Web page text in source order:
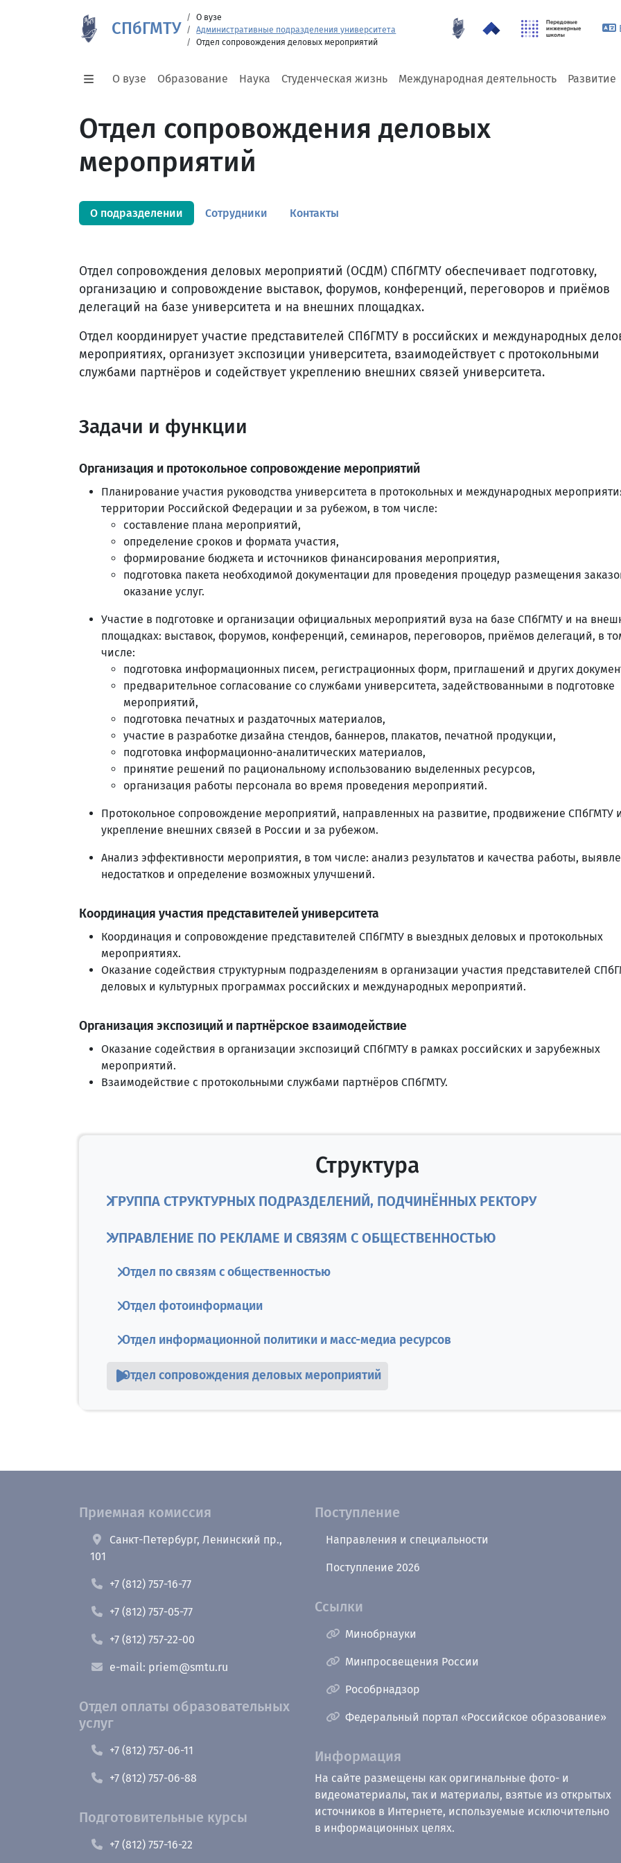
СПбГМТУ
О вузе
Административные подразделения университета
Отдел сопровождения деловых мероприятий
О вузе Образование Наука Студенческая жизнь Международная деятельность Развитие
Отдел сопровождения деловых
мероприятий
О подразделении Сотрудники Контакты
Отдел сопровождения деловых мероприятий (ОСДМ) СПбГМТУ обеспечивает подготовку,
организацию и сопровождение выставок, форумов, конференций, переговоров и приёмов
делегаций на базе университета и на внешних площадках.
Отдел координирует участие представителей СПбГМТУ в российских и международных
мероприятиях, организует экспозиции университета, взаимодействует с протокольными
службами партнёров и содействует укреплению внешних связей университета.
Задачи и функции
Организация и протокольное сопровождение мероприятий
Планирование участия руководства университета в протокольных и международных
территории Российской Федерации и за рубежом, в том числе:
составление плана мероприятий,
определение сроков и формата участия,
формирование бюджета и источников финансирования мероприятия,
подготовка пакета необходимой документации для проведения процедур размещения
оказание услуг.
Участие в подготовке и организации официальных мероприятий вуза на базе СПбГМТУ и на
площадках: выставок, форумов, конференций, семинаров, переговоров, приёмов делегаций, в
числе:
подготовка информационных писем, регистрационных форм, приглашений и других
предварительное согласование со службами университета, задействованными в подготовке
мероприятий,
подготовка печатных и раздаточных материалов,
участие в разработке дизайна стендов, баннеров, плакатов, печатной продукции,
подготовка информационно-аналитических материалов,
принятие решений по рациональному использованию выделенных ресурсов,
организация работы персонала во время проведения мероприятий.
Протокольное сопровождение мероприятий, направленных на развитие, продвижение СПбГМТУ и
укрепление внешних связей в России и за рубежом.
Анализ эффективности мероприятия, в том числе: анализ результатов и качества работы,
недостатков и определение возможных улучшений.
Координация участия представителей университета
Координация и сопровождение представителей СПбГМТУ в выездных деловых и протокольных
мероприятиях.
Оказание содействия структурным подразделениям в организации участия представителей
деловых и культурных программах российских и международных мероприятий.
Организация экспозиций и партнёрское взаимодействие
Оказание содействия в организации экспозиций СПбГМТУ в рамках российских и зарубежных
мероприятий.
Взаимодействие с протокольными службами партнёров СПбГМТУ.
Структура
ГРУППА СТРУКТУРНЫХ ПОДРАЗДЕЛЕНИЙ, ПОДЧИНЁННЫХ РЕКТОРУ
УПРАВЛЕНИЕ ПО РЕКЛАМЕ И СВЯЗЯМ С ОБЩЕСТВЕННОСТЬЮ
Отдел по связям с общественностью
Отдел фотоинформации
Отдел информационной политики и масс-медиа ресурсов
Отдел сопровождения деловых мероприятий
Приемная комиссия
Санкт-Петербург, Ленинский пр.,
101
+7 (812) 757-16-77
+7 (812) 757-05-77
+7 (812) 757-22-00
e-mail: priem@smtu.ru
Отдел оплаты образовательных
услуг
+7 (812) 757-06-11
+7 (812) 757-06-88
Подготовительные курсы
+7 (812) 757-16-22
Поступление
Направления и специальности
Поступление 2026
Ссылки
Минобрнауки
Минпросвещения России
Рособрнадзор
Федеральный портал «Российское образование»
Информация
На сайте размещены как оригинальные фото- и
видеоматериалы, так и материалы, взятые из открытых
источников в Интернете, используемые исключительно
в информационных целях.